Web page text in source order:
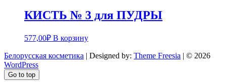
КИСТЬ № 3 для ПУДРЫ
577,00₽ В корзину
Белорусская косметика | Designed by: Theme Freesia | © 2026
WordPress
Go to top